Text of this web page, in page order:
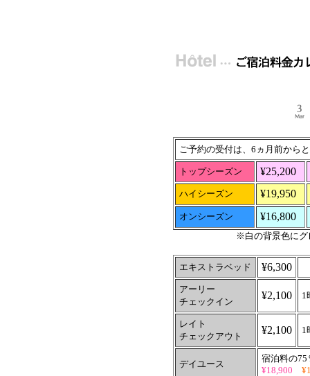
ご予約の受付は、6ヵ月前から
トップシーズン ¥25,200
ハイシーズン ¥19,950
オンシーズン ¥16,800
※白の背景色にグ
エキストラベッド ¥6,300
アーリー
チェックイン
¥2,100 1
レイト
チェックアウト
¥2,100 1
デイユース
宿泊料の
¥18,900